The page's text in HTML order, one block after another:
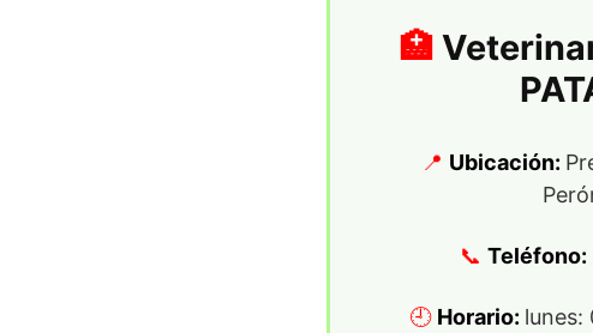
Ubicación:
Teléfono:
Horario: lunes: